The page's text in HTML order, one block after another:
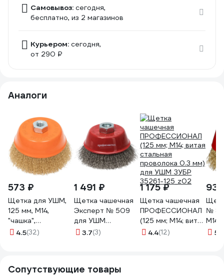
Самовывоз: сегодня,
бесплатно, из 2 магазинов
Курьером: сегодня,
от 290 ₽
Аналоги
573 ₽
Щетка для УШМ,
125 мм, М14,
"чашка",
латунированная
4.5(32)
1 491 ₽
Щетка чашечная
Эксперт № 509
для УШМ
(проволока из
20801009
3.7(3)
1 175 ₽
Щетка чашечная
ПРОФЕССИОНАЛ
(125 мм; М14; витая
стальная
4.4(12)
№
5
Сопутствующие товары